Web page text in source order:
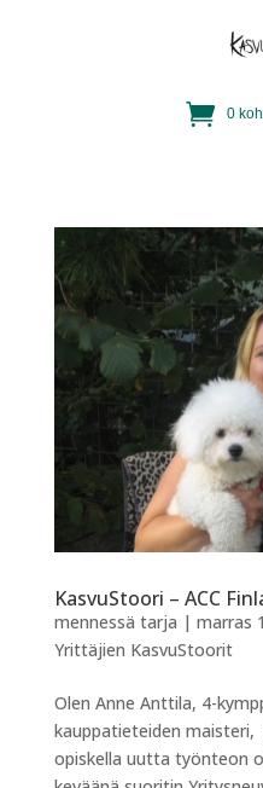
0
KasvuStoori – ACC
mennessä tarja | marras
Yrittäjien KasvuStoorit
Olen Anne Anttila, 4-
kauppatieteiden maisteri,
opiskella uutta työnteon